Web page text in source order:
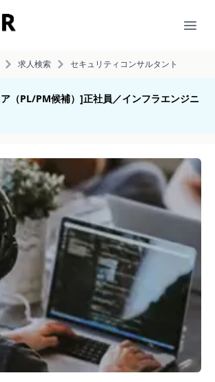
求人検索 セキュリティコンサルタント
（PL/PM候補）]正社員／インフラエンジニ